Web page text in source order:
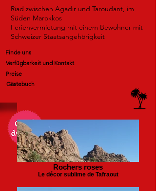
Riad zwischen Agadir und Taroudant, im
Süden Marokkos
Ferienvermietung mit einem Bewohner mit
Schweizer Staatsangehörigkeit
Finde uns
Verfügbarkeit und Kontakt
Preise
Gästebuch
Rochers roses
Le décor sublime de Tafraout